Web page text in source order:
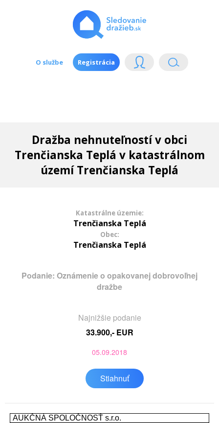
O službe Registrácia
Dražba nehnuteľností v obci
Trenčianska Teplá v katastrálnom
území Trenčianska Teplá
Katastrálne územie:
Trenčianska Teplá
Obec:
Trenčianska Teplá
Podanie: Oznámenie o opakovanej dobrovoľnej
dražbe
Najnižšie podanie
33.900,- EUR
05.09.2018
Stiahnuť
AUKČNÁ SPOLOČNOSŤ s.r.o.